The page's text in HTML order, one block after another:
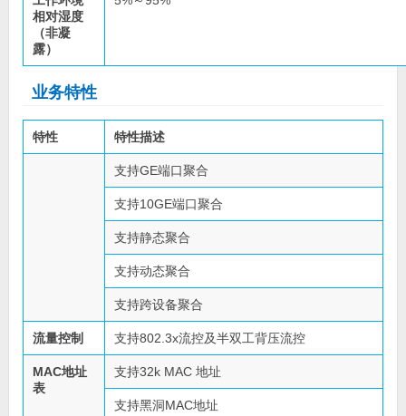
相对湿度
（非凝
露）
业务特性
特性 特性描述
支持GE端口聚合
支持10GE端口聚合
支持静态聚合
支持动态聚合
支持跨设备聚合
流量控制 支持802.3x流控及半双工背压流控
MAC地址
表
支持32k MAC 地址
支持黑洞MAC地址